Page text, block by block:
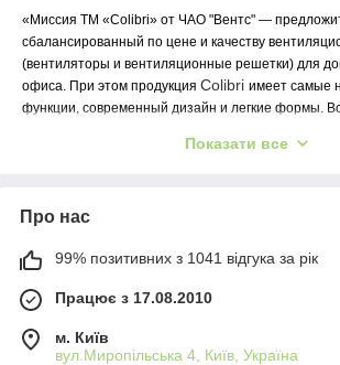
«Миссия ТМ «Colibri» от ЧАО "Вентс" ―
сбалансированный по цене и качеству
(вентиляторы и вентиляционные решетки) для
офиса. При этом продукция Colibri имеет самые
функции, современный дизайн и легкие формы.
Показати все
Про нас
99% позитивних з 1041 відгука за рік
Працює з 17.08.2010
м. Київ
вул.Миропільська 4, Київ, Україна